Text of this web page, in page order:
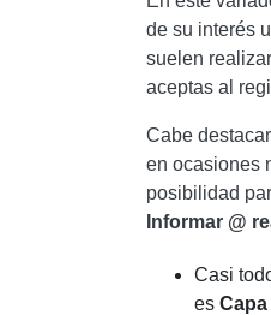
de su interés
suelen
aceptas al
Cabe
en ocasiones
posibilidad
Informar @
Casi
es